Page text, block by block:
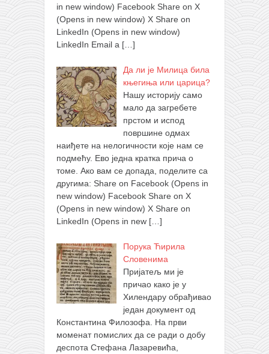
in new window) Facebook Share on X
(Opens in new window) X Share on
LinkedIn (Opens in new window)
LinkedIn Email a […]
Да ли је Милица била
књегиња или царица?
Нашу историју само
мало да загребете
прстом и испод
површине одмах
наиђете на нелогичности које нам се
подмећу. Ево једна кратка прича о
томе. Ако вам се допада, поделите са
другима: Share on Facebook (Opens in
new window) Facebook Share on X
(Opens in new window) X Share on
LinkedIn (Opens in new […]
Порука Ћирила
Словенима
Пријатељ ми је
причао како је у
Хилендару обрађивао
један документ од
Константина Филозофа. На први
моменат помислих да се ради о добу
деспота Стефана Лазаревића,